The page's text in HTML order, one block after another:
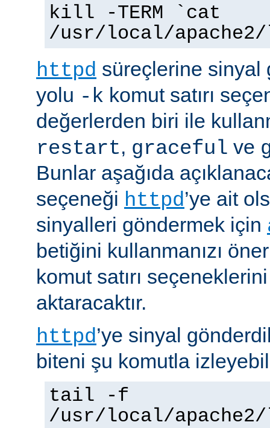
kill -TERM `cat
/usr/local/
httpd süreçlerine sinyal
yolu -k komut satırı
değerlerden biri ile
restart, graceful ve
Bunlar aşağıda
seçeneği httpd’ye ait
sinyalleri göndermek için
betiğini kullanmanızı
komut satırı
aktaracaktır.
httpd’ye sinyal
biteni şu komutla
tail -f
/usr/local/